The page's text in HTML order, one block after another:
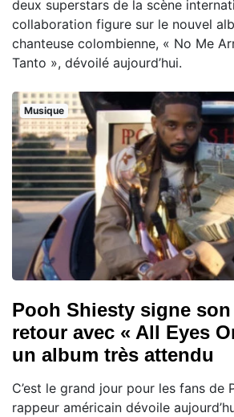
deux superstars de la scène
collaboration figure sur le nouvel
chanteuse colombienne, « No Me
Tanto », dévoilé aujourd’hui.
Musique
Pooh Shiesty signe
retour avec « All Eyes
un album très attendu
C’est le grand jour pour les fans de
rappeur américain dévoile